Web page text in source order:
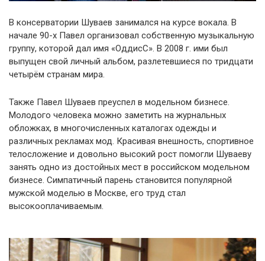
В консерватории Шуваев занимался на курсе вокала. В
начале 90-х Павел организовал собственную музыкальную
группу, которой дал имя «ОддисС». В 2008 г. ими был
выпущен свой личный альбом, разлетевшиеся по тридцати
четырём странам мира.
Также Павел Шуваев преуспел в модельном бизнесе.
Молодого человека можно заметить на журнальных
обложках, в многочисленных каталогах одежды и
различных рекламах мод. Красивая внешность, спортивное
телосложение и довольно высокий рост помогли Шуваеву
занять одно из достойных мест в российском модельном
бизнесе. Симпатичный парень становится популярной
мужской моделью в Москве, его труд стал
высокооплачиваемым.